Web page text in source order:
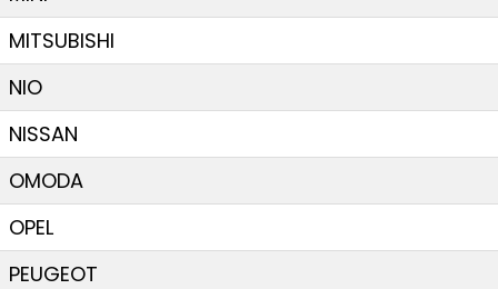
MITSUBISHI
NIO
NISSAN
OMODA
OPEL
PEUGEOT